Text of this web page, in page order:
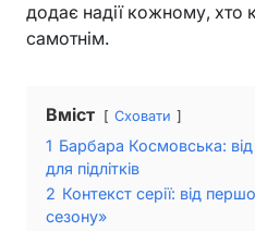
додає надії кожному, хто
самотнім.
Вміст Сховати
1 Барбара Космовська:
для підлітків
2 Контекст серії: від
сезону»